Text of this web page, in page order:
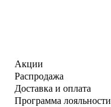
Акции
Распродажа
Доставка и оплата
Программа лояльности